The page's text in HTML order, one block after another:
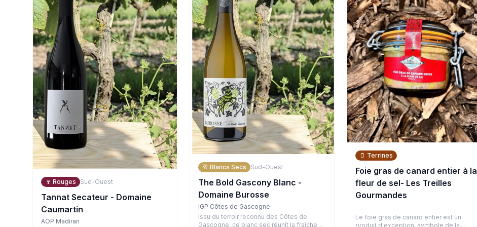
🍷 Rouges Sud-Ouest
Tannat Secateur - Domaine
Caumartin
AOP Madiran
🥂 Blancs Secs Sud-Ouest
The Bold Gascony Blanc -
Domaine Burosse
IGP Côtes de Gascogne
Issu du terroir reconnu des Côtes de
Gascogne, ce blanc sec réunit la fraîcheur
🫙 Terrines
Foie gras de canard entier à la
fleur de sel- Les Treilles
Gourmandes
Le foie gras de canard entier est un
produit d'exception, symbole de la